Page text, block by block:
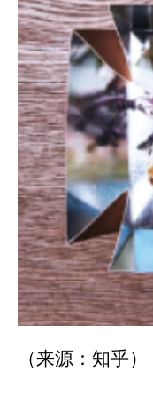
（来源：知乎）